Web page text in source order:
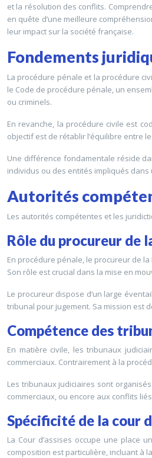
et la résolution des conflits.
en quête d’une meilleure
leur impact sur la société française.
Fondements
La procédure pénale et la procédure
le Code de procédure pénale, un
ou criminels.
En revanche, la procédure civile est
objectif est de rétablir l’équilibre entre
Une différence fondamentale réside
individus ou des entités impliqués
Autorités
Les autorités compétentes et les
Rôle du procureur de
En procédure pénale, le procureur de
Son rôle est crucial dans la mise en
Le procureur dispose d’un large
tribunal pour jugement. Sa mission est
Compétence des
En matière civile, les tribunaux
commerciaux. Contrairement à la
Les tribunaux judiciaires sont
commerciaux, ou encore aux conflits
Spécificité de la cour
La Cour d’assises occupe une place
composition est particulière, incluant à